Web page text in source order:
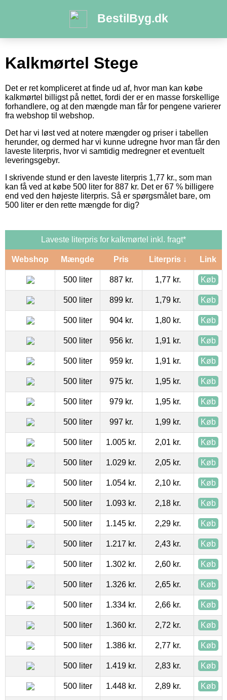
BestilByg.dk
Kalkmørtel Stege
Det er ret kompliceret at finde ud af, hvor man kan købe
kalkmørtel billigst på nettet, fordi der er en masse forskellige
forhandlere, og at den mængde man får for pengene varierer
fra webshop til webshop.
Det har vi løst ved at notere mængder og priser i tabellen
herunder, og dermed har vi kunne udregne hvor man får den
laveste literpris, hvor vi samtidig medregner et eventuelt
leveringsgebyr.
I skrivende stund er den laveste literpris 1,77 kr., som man
kan få ved at købe 500 liter for 887 kr. Det er 67 % billigere
end ved den højeste literpris. Så er spørgsmålet bare, om
500 liter er den rette mængde for dig?
Laveste literpris for kalkmørtel inkl. fragt*
Webshop Mængde Pris Literpris ↓ Link
500 liter 887 kr. 1,77 kr. Køb
500 liter 899 kr. 1,79 kr. Køb
500 liter 904 kr. 1,80 kr. Køb
500 liter 956 kr. 1,91 kr. Køb
500 liter 959 kr. 1,91 kr. Køb
500 liter 975 kr. 1,95 kr. Køb
500 liter 979 kr. 1,95 kr. Køb
500 liter 997 kr. 1,99 kr. Køb
500 liter 1.005 kr. 2,01 kr. Køb
500 liter 1.029 kr. 2,05 kr. Køb
500 liter 1.054 kr. 2,10 kr. Køb
500 liter 1.093 kr. 2,18 kr. Køb
500 liter 1.145 kr. 2,29 kr. Køb
500 liter 1.217 kr. 2,43 kr. Køb
500 liter 1.302 kr. 2,60 kr. Køb
500 liter 1.326 kr. 2,65 kr. Køb
500 liter 1.334 kr. 2,66 kr. Køb
500 liter 1.360 kr. 2,72 kr. Køb
500 liter 1.386 kr. 2,77 kr. Køb
500 liter 1.419 kr. 2,83 kr. Køb
500 liter 1.448 kr. 2,89 kr. Køb